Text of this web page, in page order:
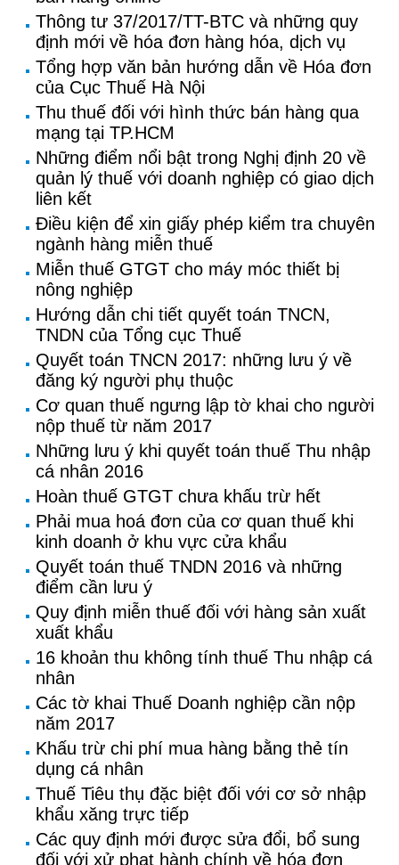
Thông tư 37/2017/TT-BTC và những quy
định mới về hóa đơn hàng hóa, dịch vụ
Tổng hợp văn bản hướng dẫn về Hóa đơn
của Cục Thuế Hà Nội
Thu thuế đối với hình thức bán hàng qua
mạng tại TP.HCM
Những điểm nổi bật trong Nghị định 20 về
quản lý thuế với doanh nghiệp có giao dịch
liên kết
Điều kiện để xin giấy phép kiểm tra chuyên
ngành hàng miễn thuế
Miễn thuế GTGT cho máy móc thiết bị
nông nghiệp
Hướng dẫn chi tiết quyết toán TNCN,
TNDN của Tổng cục Thuế
Quyết toán TNCN 2017: những lưu ý về
đăng ký người phụ thuộc
Cơ quan thuế ngưng lập tờ khai cho người
nộp thuế từ năm 2017
Những lưu ý khi quyết toán thuế Thu nhập
cá nhân 2016
Hoàn thuế GTGT chưa khấu trừ hết
Phải mua hoá đơn của cơ quan thuế khi
kinh doanh ở khu vực cửa khẩu
Quyết toán thuế TNDN 2016 và những
điểm cần lưu ý
Quy định miễn thuế đối với hàng sản xuất
xuất khẩu
16 khoản thu không tính thuế Thu nhập cá
nhân
Các tờ khai Thuế Doanh nghiệp cần nộp
năm 2017
Khấu trừ chi phí mua hàng bằng thẻ tín
dụng cá nhân
Thuế Tiêu thụ đặc biệt đối với cơ sở nhập
khẩu xăng trực tiếp
Các quy định mới được sửa đổi, bổ sung
đối với xử phạt hành chính về hóa đơn